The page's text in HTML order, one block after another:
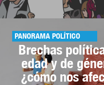
PANORAMA POLÍTICO
Brechas
edad y de
¿cómo nos